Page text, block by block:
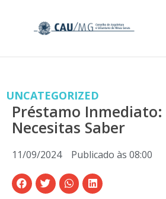
UNCATEGORIZED
Préstamo
Necesitas Saber
11/09/2024 Publicado às 08:00